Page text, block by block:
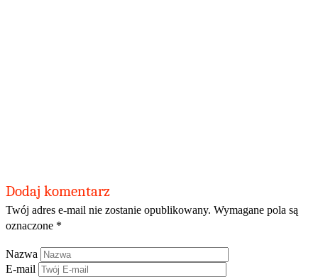
Dodaj komentarz
Twój adres e-mail nie zostanie opublikowany. Wymagane pola są
oznaczone *
Nazwa
E-mail